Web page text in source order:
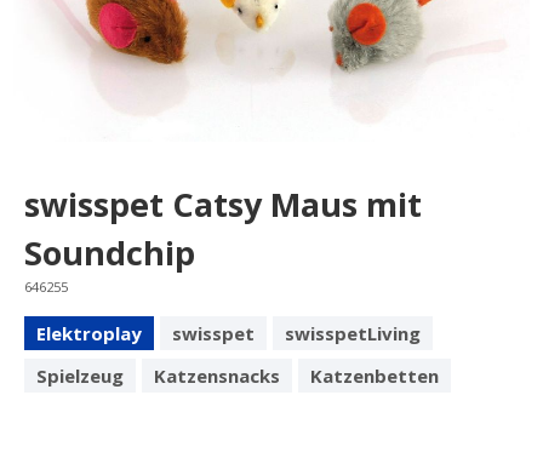
swisspet Catsy Maus mit
Soundchip
646255
Elektroplay swisspet
swisspetLiving
Spielzeug
Katzensnacks Katzenbetten